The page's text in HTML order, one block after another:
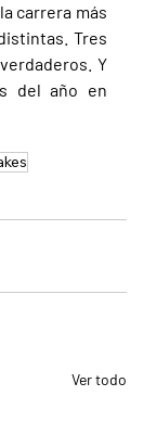
carrera más
Tres
Y
del año en
Ver todo